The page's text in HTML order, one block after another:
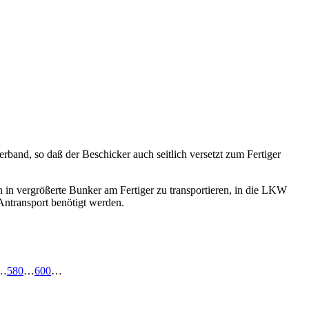
so daß der Beschicker auch seitlich versetzt zum Fertiger
vergrößerte Bunker am Fertiger zu transportieren, in die LKW
benötigt werden.
580…600…